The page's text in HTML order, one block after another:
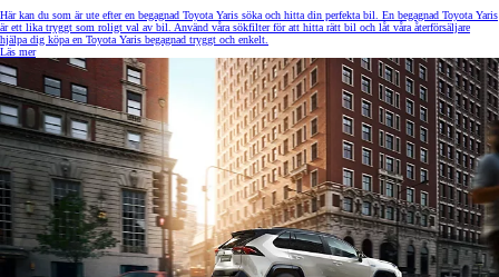
Här kan du som är ute efter en begagnad Toyota Yaris söka och hitta din perfekta bil. En begagnad Toyota Yaris
är ett lika tryggt som roligt val av bil. Använd våra sökfilter för att hitta rätt bil och låt våra återförsäljare
hjälpa dig köpa en Toyota Yaris begagnad tryggt och enkelt.
Läs mer